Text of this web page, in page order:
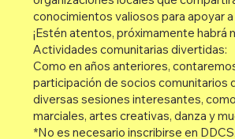
conocimientos valiosos para apoyar a
¡Estén atentos, próximamente habrá
Actividades comunitarias divertidas:
Como en años anteriores,
participación de socios comunitarios
diversas sesiones interesantes,
marciales, artes creativas, danza y
*No es necesario inscribirse en